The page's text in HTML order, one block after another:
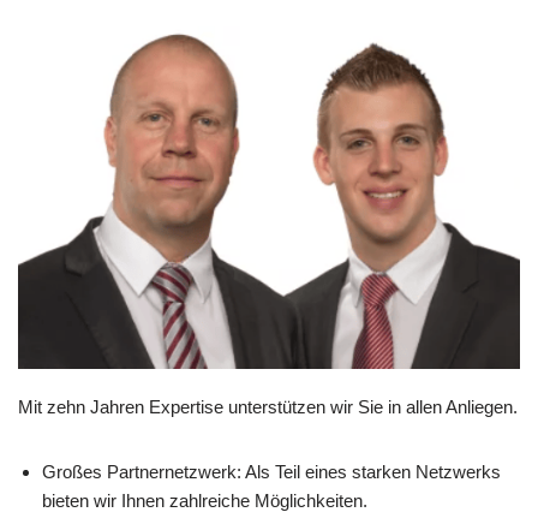
Mit zehn Jahren Expertise unterstützen wir Sie in allen Anliegen.
Großes Partnernetzwerk: Als Teil eines starken Netzwerks
bieten wir Ihnen zahlreiche Möglichkeiten.